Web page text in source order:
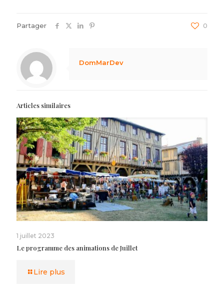
Partager 0
DomMarDev
Articles similaires
1 juillet 2023
Le programme des animations de Juillet
Lire plus